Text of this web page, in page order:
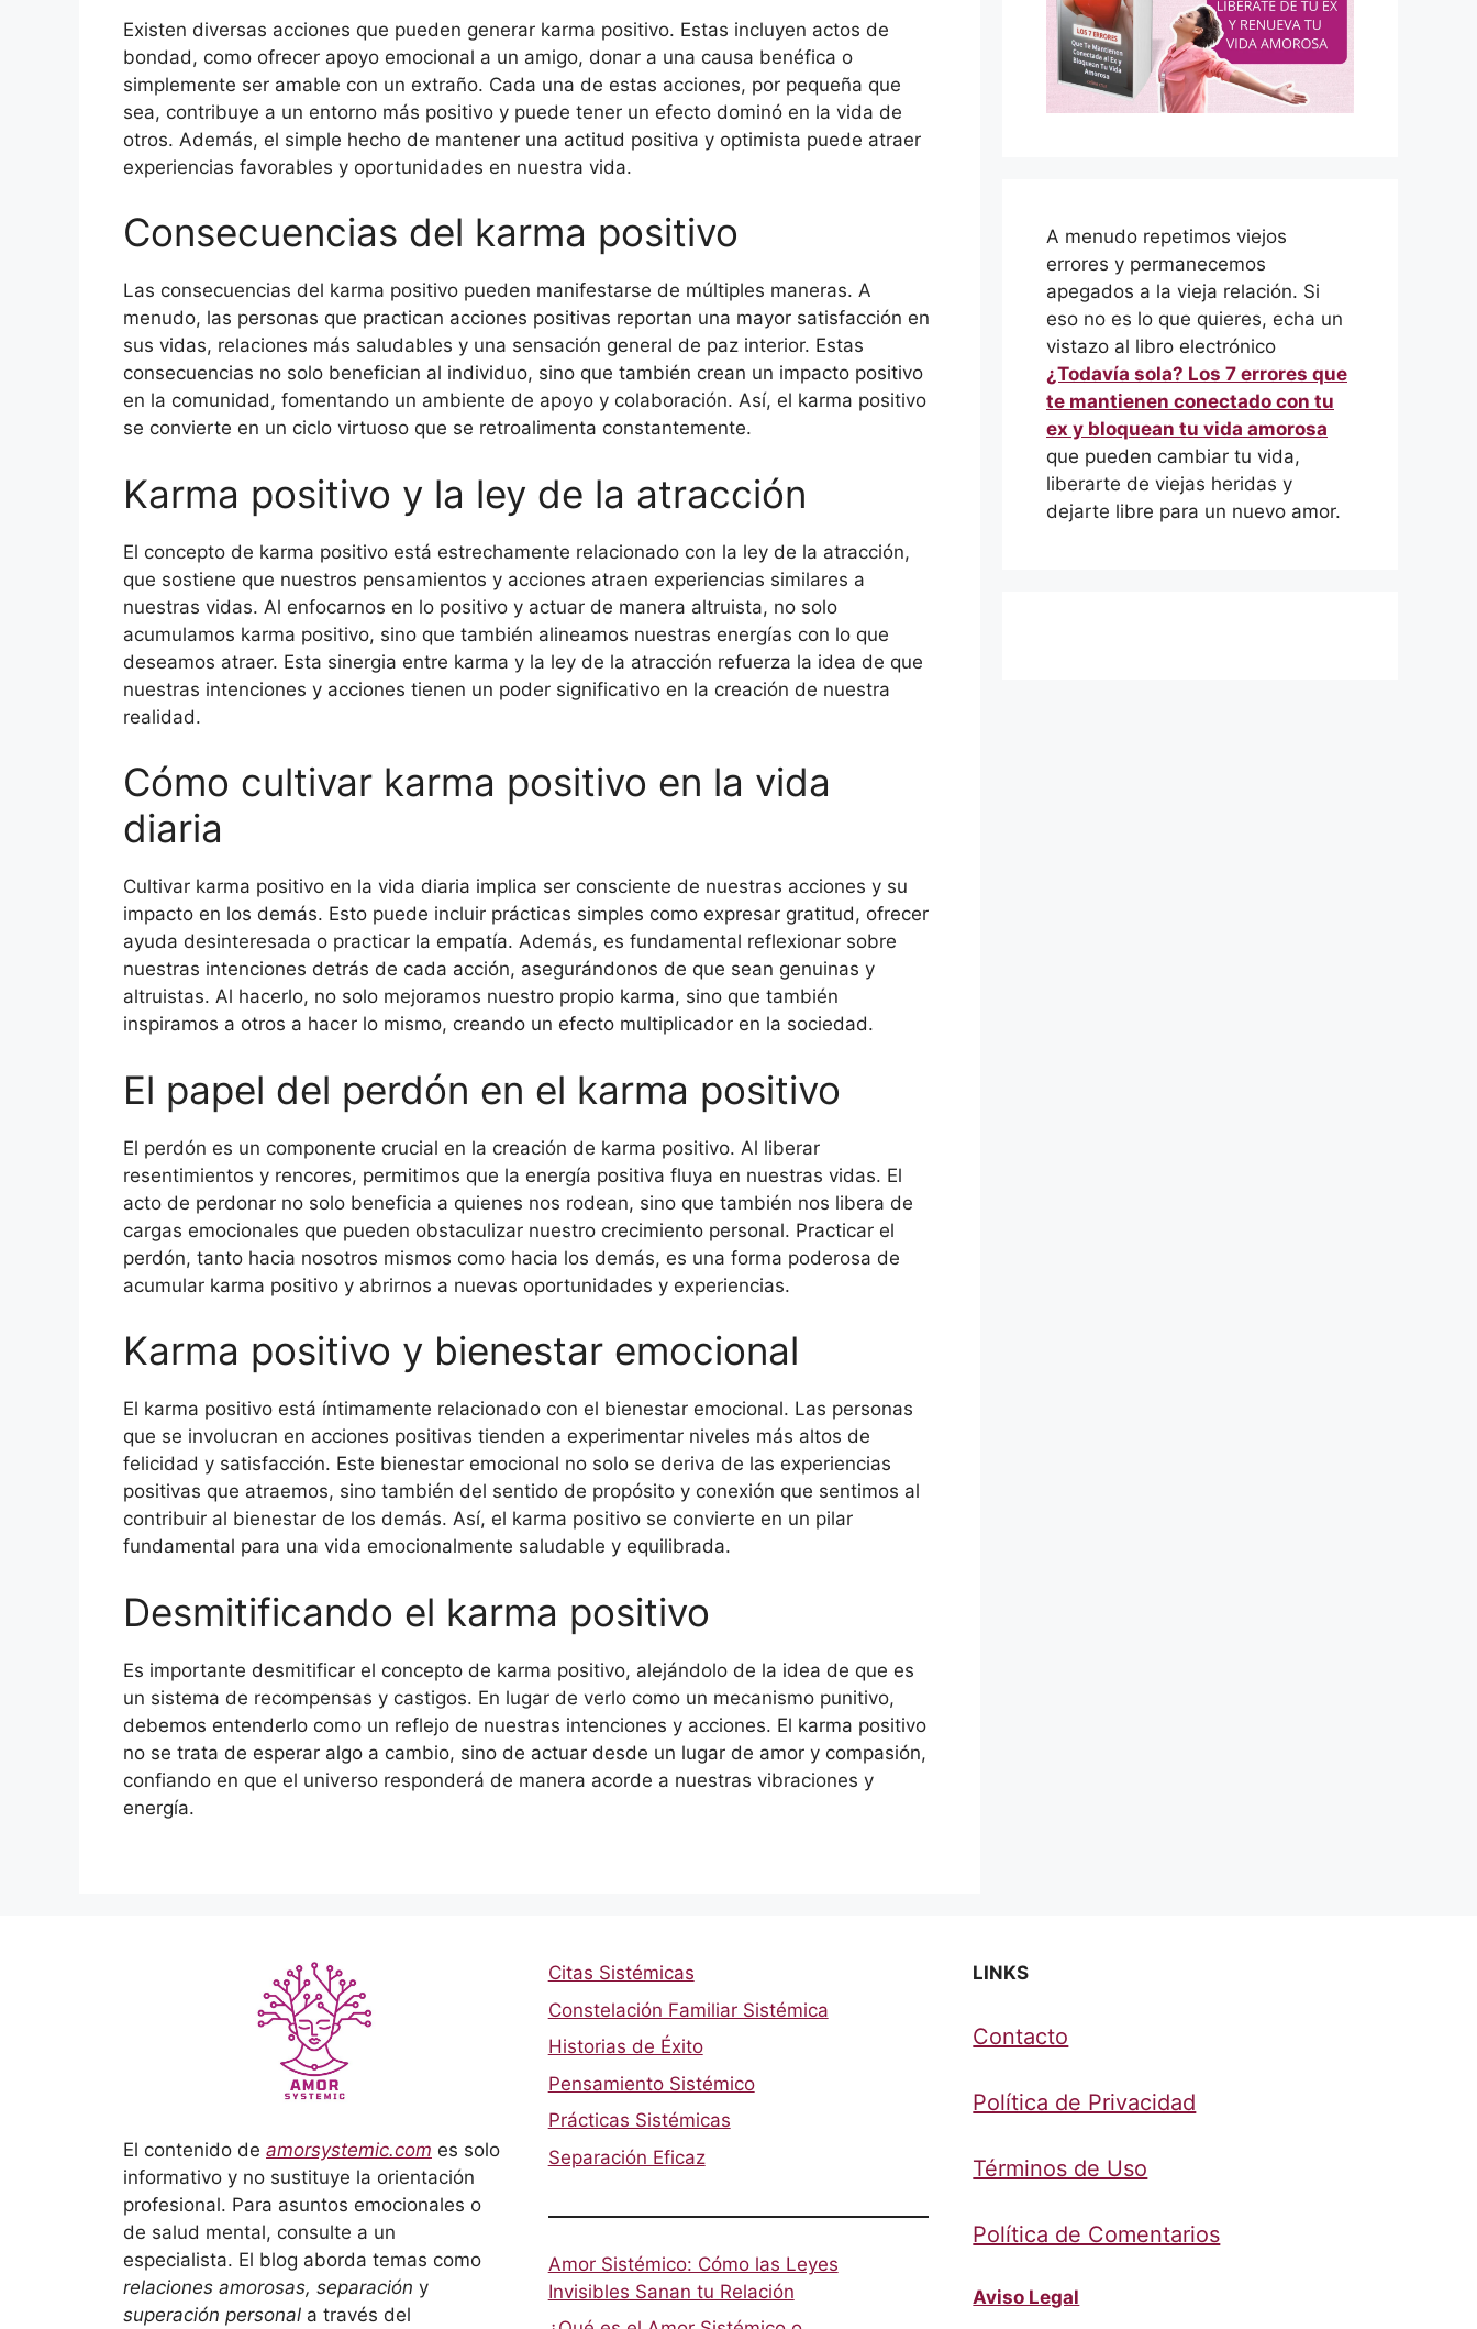
Existen diversas acciones que pueden generar karma positivo. Estas incluyen actos de
bondad, como ofrecer apoyo emocional a un amigo, donar a una causa benéfica o
simplemente ser amable con un extraño. Cada una de estas acciones, por pequeña que
sea, contribuye a un entorno más positivo y puede tener un efecto dominó en la vida de
otros. Además, el simple hecho de mantener una actitud positiva y optimista puede atraer
experiencias favorables y oportunidades en nuestra vida.
Consecuencias del karma positivo
Las consecuencias del karma positivo pueden manifestarse de múltiples maneras. A
menudo, las personas que practican acciones positivas reportan una mayor satisfacción en
sus vidas, relaciones más saludables y una sensación general de paz interior. Estas
consecuencias no solo benefician al individuo, sino que también crean un impacto positivo
en la comunidad, fomentando un ambiente de apoyo y colaboración. Así, el karma positivo
se convierte en un ciclo virtuoso que se retroalimenta constantemente.
Karma positivo y la ley de la atracción
El concepto de karma positivo está estrechamente relacionado con la ley de la atracción,
que sostiene que nuestros pensamientos y acciones atraen experiencias similares a
nuestras vidas. Al enfocarnos en lo positivo y actuar de manera altruista, no solo
acumulamos karma positivo, sino que también alineamos nuestras energías con lo que
deseamos atraer. Esta sinergia entre karma y la ley de la atracción refuerza la idea de que
nuestras intenciones y acciones tienen un poder significativo en la creación de nuestra
realidad.
Cómo cultivar karma positivo en la vida
diaria
Cultivar karma positivo en la vida diaria implica ser consciente de nuestras acciones y su
impacto en los demás. Esto puede incluir prácticas simples como expresar gratitud, ofrecer
ayuda desinteresada o practicar la empatía. Además, es fundamental reflexionar sobre
nuestras intenciones detrás de cada acción, asegurándonos de que sean genuinas y
altruistas. Al hacerlo, no solo mejoramos nuestro propio karma, sino que también
inspiramos a otros a hacer lo mismo, creando un efecto multiplicador en la sociedad.
El papel del perdón en el karma positivo
El perdón es un componente crucial en la creación de karma positivo. Al liberar
resentimientos y rencores, permitimos que la energía positiva fluya en nuestras vidas. El
acto de perdonar no solo beneficia a quienes nos rodean, sino que también nos libera de
cargas emocionales que pueden obstaculizar nuestro crecimiento personal. Practicar el
perdón, tanto hacia nosotros mismos como hacia los demás, es una forma poderosa de
acumular karma positivo y abrirnos a nuevas oportunidades y experiencias.
Karma positivo y bienestar emocional
El karma positivo está íntimamente relacionado con el bienestar emocional. Las personas
que se involucran en acciones positivas tienden a experimentar niveles más altos de
felicidad y satisfacción. Este bienestar emocional no solo se deriva de las experiencias
positivas que atraemos, sino también del sentido de propósito y conexión que sentimos al
contribuir al bienestar de los demás. Así, el karma positivo se convierte en un pilar
fundamental para una vida emocionalmente saludable y equilibrada.
Desmitificando el karma positivo
Es importante desmitificar el concepto de karma positivo, alejándolo de la idea de que es
un sistema de recompensas y castigos. En lugar de verlo como un mecanismo punitivo,
debemos entenderlo como un reflejo de nuestras intenciones y acciones. El karma positivo
no se trata de esperar algo a cambio, sino de actuar desde un lugar de amor y compasión,
confiando en que el universo responderá de manera acorde a nuestras vibraciones y
energía.
A menudo repetimos viejos
errores y permanecemos
apegados a la vieja relación. Si
eso no es lo que quieres, echa un
vistazo al libro electrónico
¿Todavía sola? Los 7 errores que
te mantienen conectado con tu
ex y bloquean tu vida amorosa
que pueden cambiar tu vida,
liberarte de viejas heridas y
dejarte libre para un nuevo amor.
El contenido de amorsystemic.com es solo
informativo y no sustituye la orientación
profesional. Para asuntos emocionales o
de salud mental, consulte a un
especialista. El blog aborda temas como
relaciones amorosas, separación y
superación personal a través del
Citas Sistémicas
Constelación Familiar Sistémica
Historias de Éxito
Pensamiento Sistémico
Prácticas Sistémicas
Separación Eficaz
Amor Sistémico: Cómo las Leyes
Invisibles Sanan tu Relación
LINKS
Contacto
Política de Privacidad
Términos de Uso
Política de Comentarios
Aviso Legal